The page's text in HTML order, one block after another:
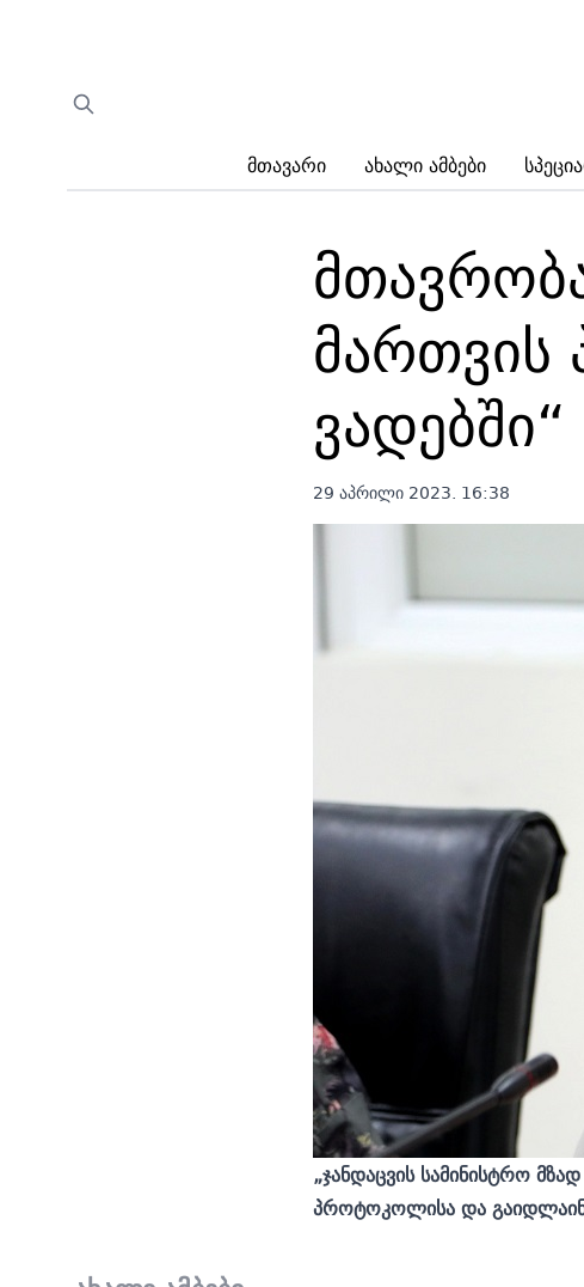
Მთავარი Ახალი Ამბები
29 აპრილი 2023. 16:38
„ჯანდაცვის სამინისტრო
პროტოკოლისა და